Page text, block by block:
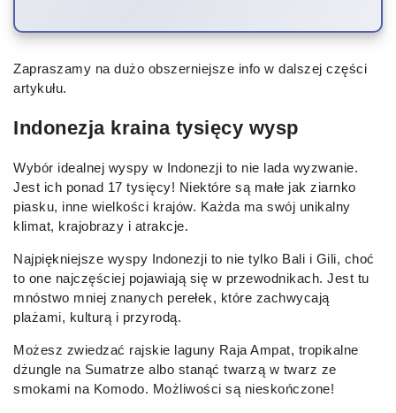
Zapraszamy na dużo obszerniejsze info w dalszej części
artykułu.
Indonezja kraina tysięcy wysp
Wybór idealnej wyspy w Indonezji to nie lada wyzwanie.
Jest ich ponad 17 tysięcy! Niektóre są małe jak ziarnko
piasku, inne wielkości krajów. Każda ma swój unikalny
klimat, krajobrazy i atrakcje.
Najpiękniejsze wyspy Indonezji to nie tylko Bali i Gili, choć
to one najczęściej pojawiają się w przewodnikach. Jest tu
mnóstwo mniej znanych perełek, które zachwycają
plażami, kulturą i przyrodą.
Możesz zwiedzać rajskie laguny Raja Ampat, tropikalne
dżungle na Sumatrze albo stanąć twarzą w twarz ze
smokami na Komodo. Możliwości są nieskończone!